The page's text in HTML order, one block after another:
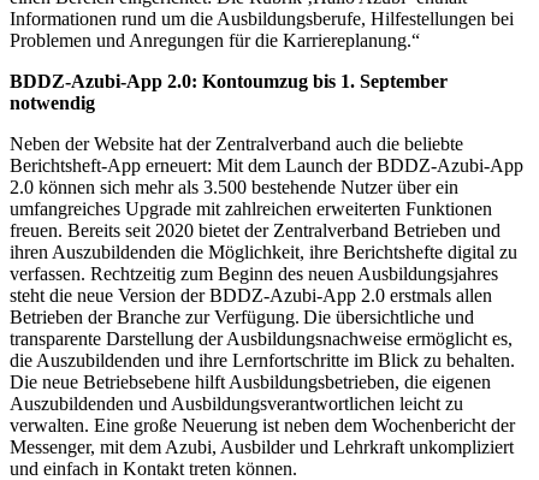
Informationen rund um die Ausbildungsberufe, Hilfestellungen bei
Problemen und Anregungen für die Karriereplanung.“
BDDZ-Azubi-App 2.0: Kontoumzug bis 1. September
notwendig
Neben der Website hat der Zentralverband auch die beliebte
Berichtsheft-App erneuert: Mit dem Launch der BDDZ-Azubi-App
2.0 können sich mehr als 3.500 bestehende Nutzer über ein
umfangreiches Upgrade mit zahlreichen erweiterten Funktionen
freuen. Bereits seit 2020 bietet der Zentralverband Betrieben und
ihren Auszubildenden die Möglichkeit, ihre Berichtshefte digital zu
verfassen. Rechtzeitig zum Beginn des neuen Ausbildungsjahres
steht die neue Version der BDDZ-Azubi-App 2.0 erstmals allen
Betrieben der Branche zur Verfügung. Die übersichtliche und
transparente Darstellung der Ausbildungsnachweise ermöglicht es,
die Auszubildenden und ihre Lernfortschritte im Blick zu behalten.
Die neue Betriebsebene hilft Ausbildungsbetrieben, die eigenen
Auszubildenden und Ausbildungsverantwortlichen leicht zu
verwalten. Eine große Neuerung ist neben dem Wochenbericht der
Messenger, mit dem Azubi, Ausbilder und Lehrkraft unkompliziert
und einfach in Kontakt treten können.